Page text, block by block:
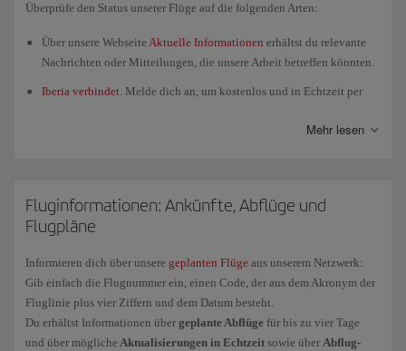
Überprüfe den Status unserer Flüge auf die folgenden Arten:
Über unsere Webseite Aktuelle Informationen erhältst du relevante
Nachrichten oder Mitteilungen, die unsere Arbeit betreffen könnten.
Iberia verbindet. Melde dich an, um kostenlos und in Echtzeit per
informiert zu werden, auch wenn er bereits gestartet ist.
Wir bei Iberia arbeiten daran, dir die Informationen, die du brauchst, so
die Informationen auf den Informationstafeln am Flughafen siehst, bevor
sie dich per E-Mail erreichen.
Mehr lesen
Fluginformationen: Ankünfte, Abflüge und
Flugpläne
Informieren dich über unsere geplanten Flüge aus unserem Netzwerk:
Gib einfach die Flugnummer ein, einen Code, der aus dem Akronym der
Fluglinie plus vier Ziffern und dem Datum besteht.
Du erhältst Informationen über geplante Abflüge für bis zu vier Tage
und über mögliche Aktualisierungen in Echtzeit sowie über Abflug-